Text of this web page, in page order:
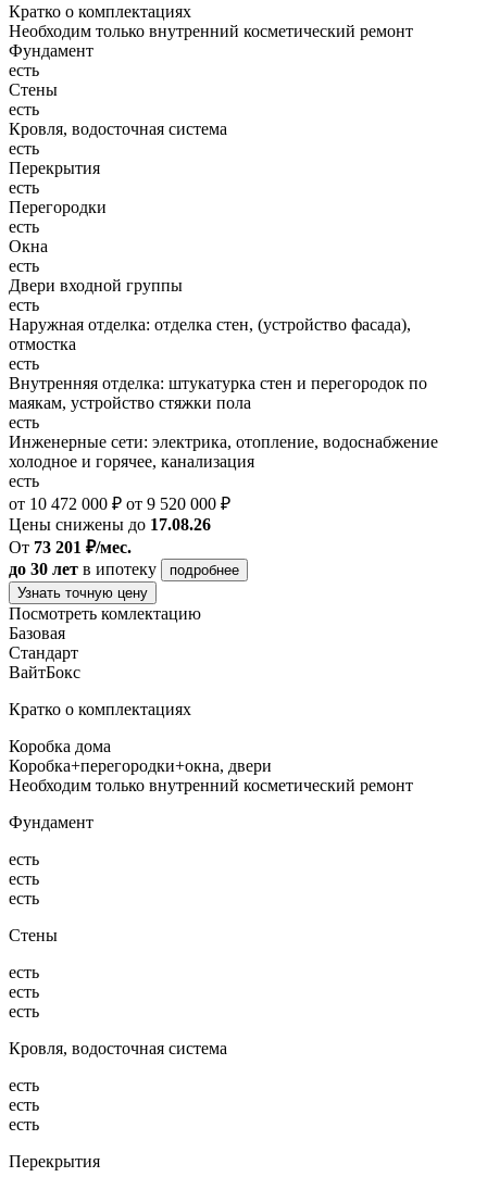
Кратко о комплектациях
Необходим только внутренний косметический ремонт
Фундамент
есть
Стены
есть
Кровля, водосточная система
есть
Перекрытия
есть
Перегородки
есть
Окна
есть
Двери входной группы
есть
Наружная отделка: отделка стен, (устройство фасада),
отмостка
есть
Внутренняя отделка: штукатурка стен и перегородок по
маякам, устройство стяжки пола
есть
Инженерные сети: электрика, отопление, водоснабжение
холодное и горячее, канализация
есть
от 10 472 000 ₽ от 9 520 000 ₽
Цены снижены до 17.08.26
От 73 201 ₽/мес.
до 30 лет в ипотеку
подробнее
Узнать точную цену
Посмотреть комлектацию
Базовая
Стандарт
ВайтБокс
Кратко о комплектациях
Коробка дома
Коробка+перегородки+окна, двери
Необходим только внутренний косметический ремонт
Фундамент
есть
есть
есть
Стены
есть
есть
есть
Кровля, водосточная система
есть
есть
есть
Перекрытия